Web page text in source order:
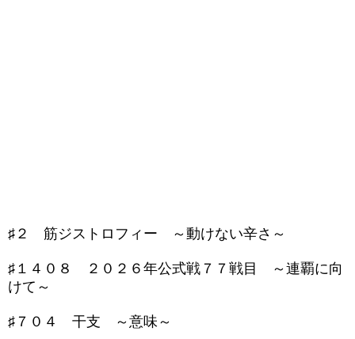
♯２ 筋ジストロフィー ～動けない辛さ～
♯１４０８ ２０２６年公式戦７７戦目 ～連覇に向
けて～
♯７０４ 干支 ～意味～